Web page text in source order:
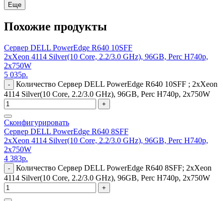
Еще
Похожие продукты
Сервер DELL PowerEdge R640 10SFF
2xXeon 4114 Silver(10 Core, 2.2/3.0 GHz), 96GB, Perc H740p,
2x750W
5 035р.
-
Количество Сервер DELL PowerEdge R640 10SFF ; 2xXeon
4114 Silver(10 Core, 2.2/3.0 GHz), 96GB, Perc H740p, 2x750W
+
Сконфигурировать
Сервер DELL PowerEdge R640 8SFF
2xXeon 4114 Silver(10 Core, 2.2/3.0 GHz), 96GB, Perc H740p,
2x750W
4 383р.
-
Количество Сервер DELL PowerEdge R640 8SFF; 2xXeon
4114 Silver(10 Core, 2.2/3.0 GHz), 96GB, Perc H740p, 2x750W
+